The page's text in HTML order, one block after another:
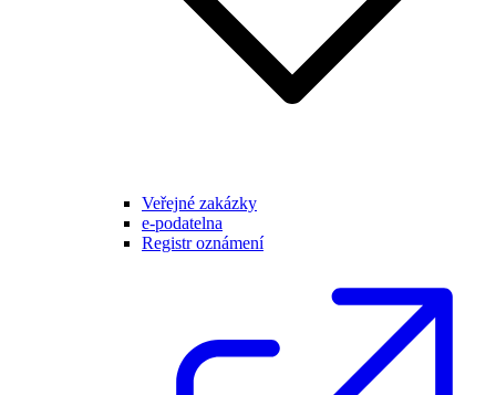
Veřejné zakázky
e-podatelna
Registr oznámení